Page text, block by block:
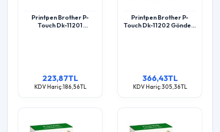
Printpen Brother P-
Touch Dk-11201
223,87TL
KDV Hariç:186,56TL
Printpen Brother P-
Touch Dk-11202 Gönderi
366,43TL
KDV Hariç:305,36TL